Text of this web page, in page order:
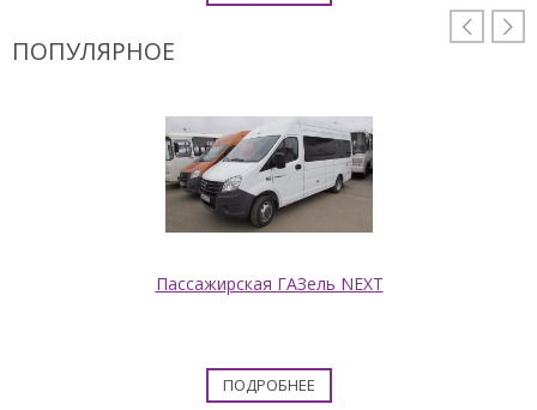
 
ПОПУЛЯРНОЕ
Пассажирская ГАЗель NEXT
ПОДРОБНЕЕ